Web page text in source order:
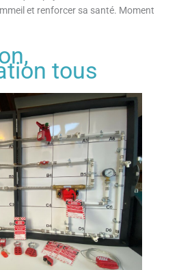
et renforcer sa santé. Moment
tous